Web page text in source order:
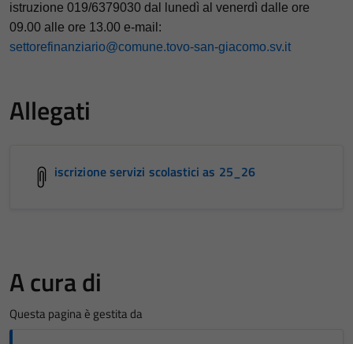
istruzione 019/6379030 dal lunedì al venerdì dalle ore
09.00 alle ore 13.00 e-mail:
settorefinanziario@comune.tovo-san-giacomo.sv.it
Allegati
iscrizione servizi scolastici as 25_26
A cura di
Questa pagina è gestita da